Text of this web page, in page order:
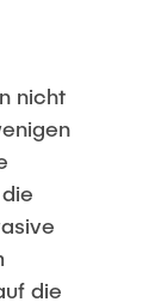
nicht
die